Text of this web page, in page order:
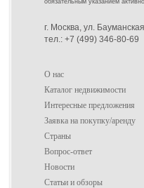
обязательным указанием
г. Москва, ул.
тел.: +7 (499) 346-80-69
О нас
Каталог недвижимости
Интересные предложения
Заявка на покупку/аренду
Страны
Вопрос-ответ
Новости
Статьи и обзоры